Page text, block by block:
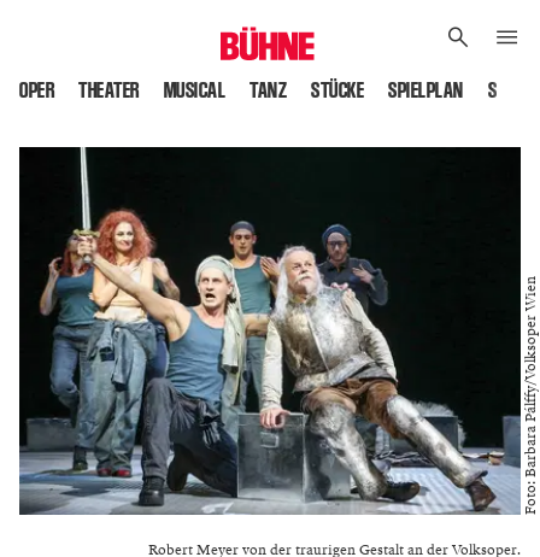
OPER THEATER MUSICAL TANZ STÜCKE SPIELPLAN
Robert Meyer von der traurigen Gestalt an der Volksoper.
Foto: Barbara Pálffy/Volksoper Wien